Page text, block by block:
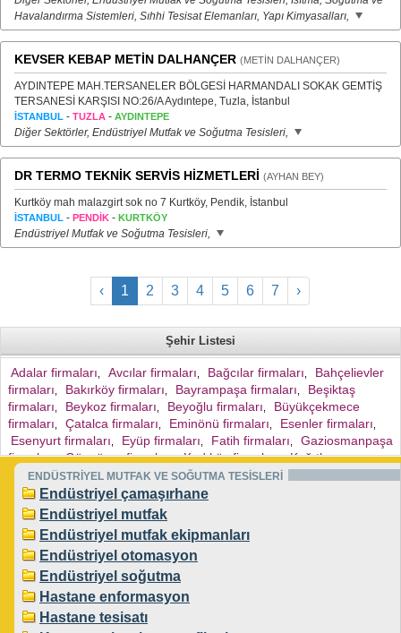
Havalandırma Sistemleri, Sıhhi Tesisat Elemanları, Yapı Kimyasalları,
KEVSER KEBAP METİN DALHANÇER (METİN DALHANÇER)
AYDINTEPE MAH.TERSANELER BÖLGESİ HARMANDALI SOKAK GEMTİŞ
TERSANESİ KARŞISI NO:26/A Aydıntepe, Tuzla, İstanbul
İSTANBUL - TUZLA - AYDINTEPE
Diğer Sektörler, Endüstriyel Mutfak ve Soğutma Tesisleri,
DR TERMO TEKNİK SERVİS HİZMETLERİ (AYHAN BEY)
Kurtköy mah malazgirt sok no 7 Kurtköy, Pendik, İstanbul
İSTANBUL - PENDİK - KURTKÖY
Endüstriyel Mutfak ve Soğutma Tesisleri,
‹ 1 2 3 4 5 6 7 ›
Şehir Listesi
Adalar firmaları Avcılar firmaları Bağcılar firmaları
Bahçelievler
firmaları
Bakırköy firmaları Bayrampaşa firmaları
Beşiktaş
firmaları
Beykoz firmaları Beyoğlu firmaları
Büyükçekmece
firmaları
Çatalca firmaları Eminönü firmaları Esenler firmaları
Esenyurt firmaları Eyüp firmaları Fatih firmaları
Gaziosmanpaşa
firmaları, Güngören firmaları, Kadıköy firmaları,
Kağıthane
firmaları, Kartal firmaları, Küçükçekmece firmaları
firmaları, Pendik firmaları, Sarıyer firmaları
Sultanbeyli firmaları, Şile firmaları
Ümraniye firmaları Üsküdar firmaları
Sultangazi firmaları, Sancaktepe firmaları,
Ataşehir firmaları, Başakşehir firmaları
Çekmeköy firmaları ,
ENDÜSTRİYEL MUTFAK VE SOĞUTMA TESİSLERİ
Endüstriyel çamaşırhane
Endüstriyel mutfak
Endüstriyel mutfak ekipmanları
Endüstriyel otomasyon
Endüstriyel soğutma
Hastane enformasyon
Hastane tesisatı